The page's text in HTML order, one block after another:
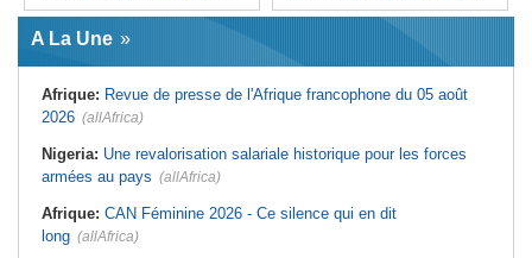
enlèvements
Afrique de l'Ouest:
Deux débats confondus
Afrique:CAN féminine - La Côte
d'Ivoire affrontera l'Algérie et le
Maroc fera face à l'Afrique du Sud
Sénégal:Ouverture du procès des
trois chroniqueurs proches du
Pastef pour offense au chef de l'État
Mali:La Cour suprême rejette la
demande de libération du militant
Clément Dembélé
endémique à Radès oblige le
avoir prévenu l'Espagne des risques
avant la crise migratoire
économique et diplomatique
A La Une
Afrique: Revue de presse de l'Afrique francophone du 05 août
2026 (allAfrica)
Nigeria: Une revalorisation salariale historique pour les forces
armées au pays (allAfrica)
Afrique: CAN Féminine 2026 - Ce silence qui en dit
long (allAfrica)